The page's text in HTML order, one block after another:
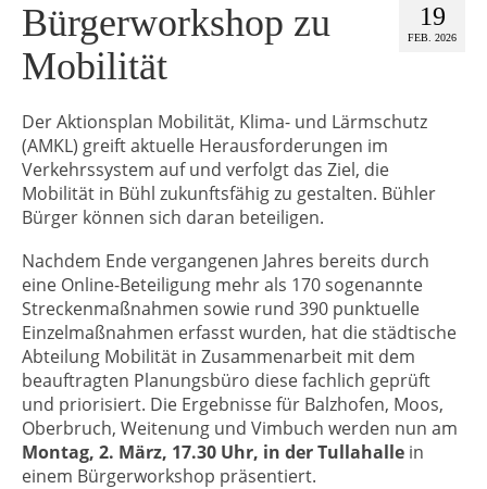
19
FEB. 2026
Bürgerworkshop zu
Mobilität
Der Aktionsplan Mobilität, Klima- und Lärmschutz
(AMKL) greift aktuelle Herausforderungen im
Verkehrssystem auf und verfolgt das Ziel, die
Mobilität in Bühl zukunftsfähig zu gestalten. Bühler
Bürger können sich daran beteiligen.
Nachdem Ende vergangenen Jahres bereits durch
eine Online-Beteiligung mehr als 170 sogenannte
Streckenmaßnahmen sowie rund 390 punktuelle
Einzelmaßnahmen erfasst wurden, hat die städtische
Abteilung Mobilität in Zusammenarbeit mit dem
beauftragten Planungsbüro diese fachlich geprüft
und priorisiert. Die Ergebnisse für Balzhofen, Moos,
Oberbruch, Weitenung und Vimbuch werden nun am
Montag, 2. März, 17.30 Uhr, in der Tullahalle in
einem Bürgerworkshop präsentiert.